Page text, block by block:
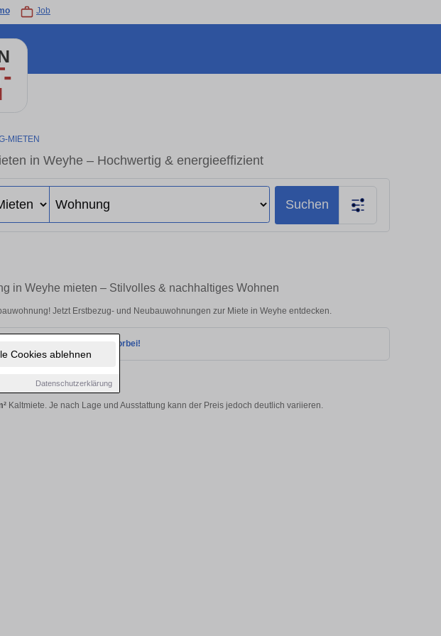
Cookies ablehnen
Datenschutzerklärung
Job
MIETEN
in Weyhe – Hochwertig & energieeffizient
Suchen
in Weyhe mieten – Stilvolles & nachhaltiges Wohnen
Jetzt Erstbezug- und Neubauwohnungen zur Miete in Weyhe entdecken.
Schauen Sie bald wieder vorbei!
Kaltmiete. Je nach Lage und Ausstattung kann der Preis jedoch deutlich variieren.